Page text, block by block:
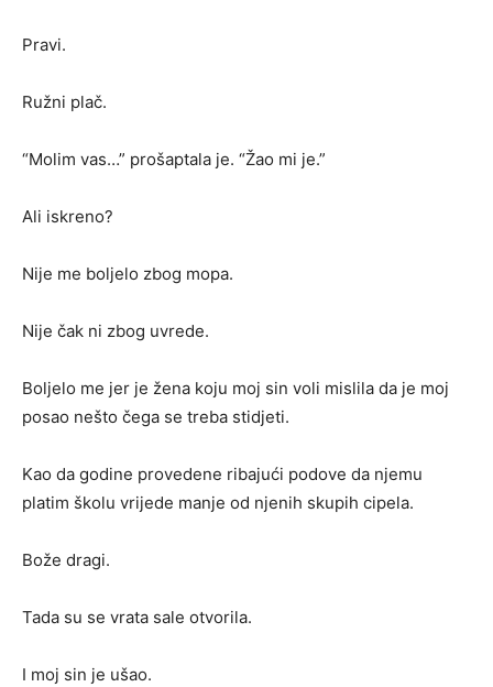
Pravi.
Ružni plač.
“Molim vas…” prošaptala je. “Žao mi je.”
Ali iskreno?
Nije me boljelo zbog mopa.
Nije čak ni zbog uvrede.
Boljelo me jer je žena koju moj sin voli mislila da je moj
posao nešto čega se treba stidjeti.
Kao da godine provedene ribajući podove da njemu
platim školu vrijede manje od njenih skupih cipela.
Bože dragi.
Tada su se vrata sale otvorila.
I moj sin je ušao.